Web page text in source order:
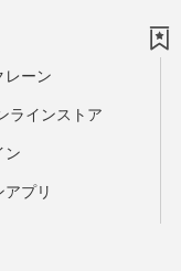
レーン
ラインストア
ン
プリ